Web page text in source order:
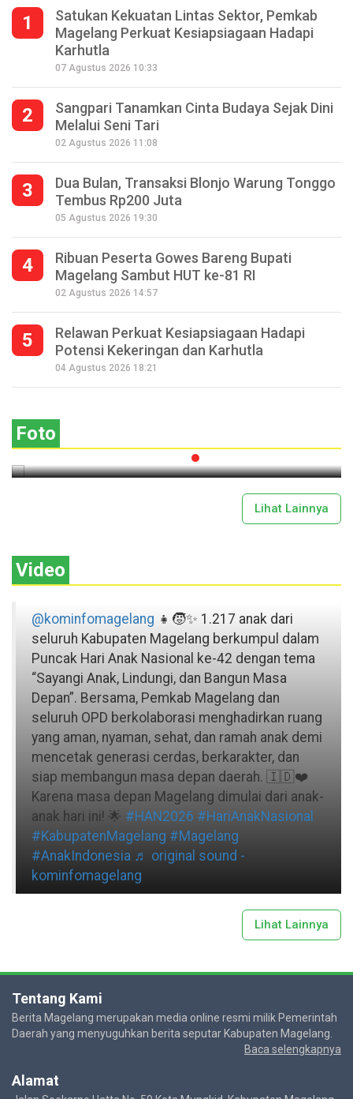
1
Satukan Kekuatan Lintas Sektor, Pemkab
Magelang Perkuat Kesiapsiagaan Hadapi
Karhutla
07 Agustus 2026 10:33
2
Sangpari Tanamkan Cinta Budaya Sejak Dini
Melalui Seni Tari
02 Agustus 2026 11:08
3
Dua Bulan, Transaksi Blonjo Warung Tonggo
Tembus Rp200 Juta
05 Agustus 2026 19:30
4
Ribuan Peserta Gowes Bareng Bupati
Magelang Sambut HUT ke-81 RI
02 Agustus 2026 14:57
5
Relawan Perkuat Kesiapsiagaan Hadapi
Potensi Kekeringan dan Karhutla
04 Agustus 2026 18:21
Foto
Seperempat Abad Perhelatan Festival
Lima Gunung XXV Kobarkan Semangat
Lihat Lainnya
Video
@kominfomagelang 👧🧒✨ 1.217 anak dari
seluruh Kabupaten Magelang berkumpul dalam
Puncak Hari Anak Nasional ke-42 dengan tema
“Sayangi Anak, Lindungi, dan Bangun Masa
Depan”. Bersama, Pemkab Magelang dan
seluruh OPD berkolaborasi menghadirkan ruang
yang aman, nyaman, sehat, dan ramah anak demi
mencetak generasi cerdas, berkarakter, dan
siap membangun masa depan daerah. 🇮🇩❤️
Karena masa depan Magelang dimulai dari anak-
anak hari ini! 🌟 #HAN2026 #HariAnakNasional
#KabupatenMagelang #Magelang
#AnakIndonesia ♬ original sound -
kominfomagelang
Lihat Lainnya
Tentang Kami
Berita Magelang merupakan media online resmi milik Pemerintah
Daerah yang menyuguhkan berita seputar Kabupaten Magelang.
Baca selengkapnya
Alamat